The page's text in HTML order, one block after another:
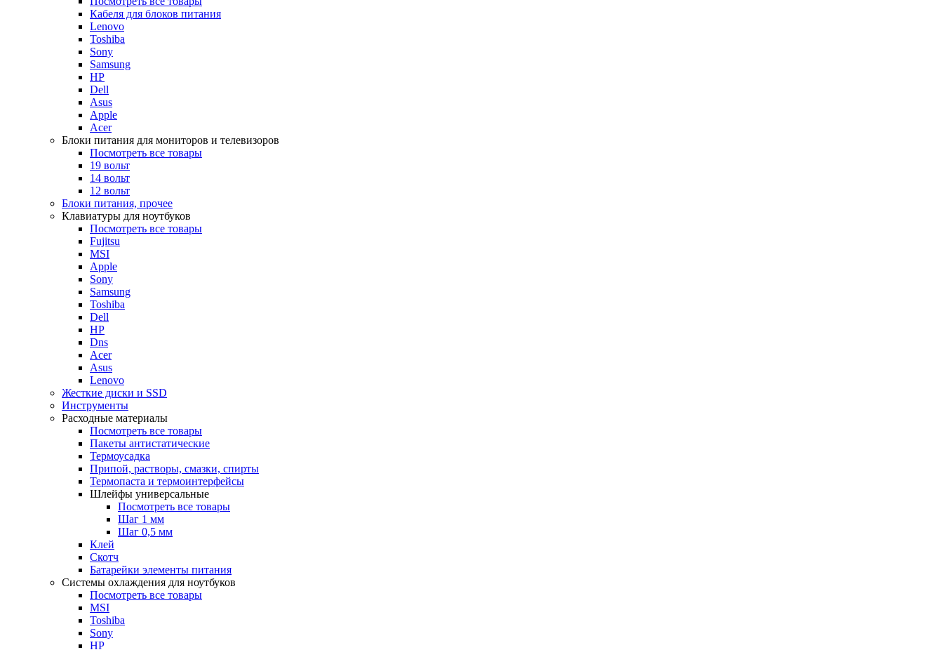
Кабеля для блоков питания
Lenovo
Toshiba
Sony
Samsung
HP
Dell
Asus
Apple
Acer
Блоки питания для мониторов и телевизоров
Посмотреть все товары
19 вольт
14 вольт
12 вольт
Блоки питания, прочее
Клавиатуры для ноутбуков
Посмотреть все товары
Fujitsu
MSI
Apple
Sony
Samsung
Toshiba
Dell
HP
Dns
Acer
Asus
Lenovo
Жесткие диски и SSD
Инструменты
Расходные материалы
Посмотреть все товары
Пакеты антистатические
Термоусадка
Припой, растворы, смазки, спирты
Термопаста и термоинтерфейсы
Шлейфы универсальные
Посмотреть все товары
Шаг 1 мм
Шаг 0,5 мм
Клей
Скотч
Батарейки элементы питания
Системы охлаждения для ноутбуков
Посмотреть все товары
MSI
Toshiba
Sony
HP